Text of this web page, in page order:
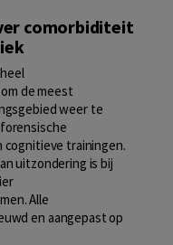
comorbiditeit
de meest
weer te
cognitieve trainingen.
uitzondering is bij
Alle
en aangepast op